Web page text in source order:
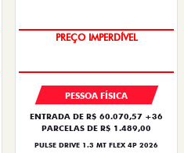
OPORTUNIDADE
PESSOA FÍSICA
ENTRADA DE R$ 60.070,57 +36
PARCELAS DE R$ 1.489,00
PULSE DRIVE 1.3 MT FLEX 4P 2026